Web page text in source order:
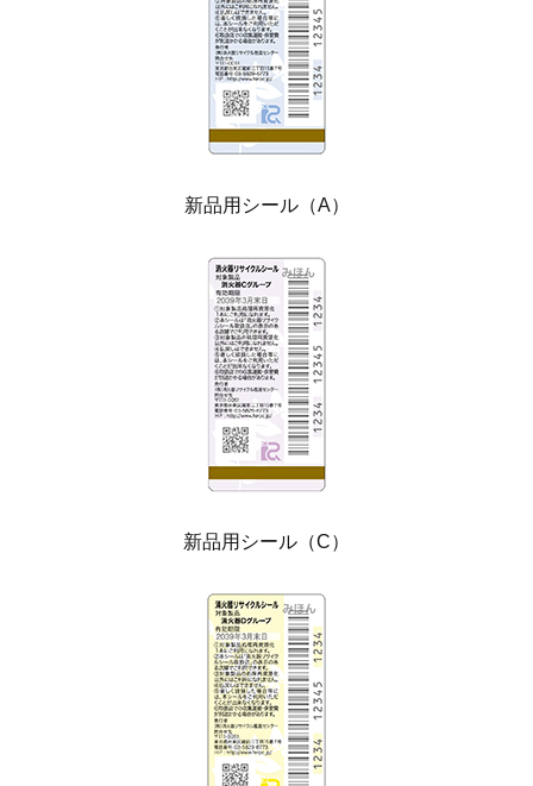
新品用シール（A）
新品用シール（C）